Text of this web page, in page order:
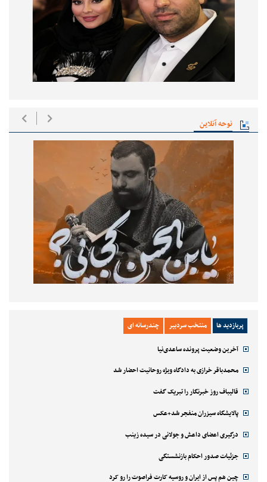
نوحه آنلاین
پربازدید ها منتخب سردبیر چندرسانه ای
آخرین وضعیت پرونده ساعدی‌نیا
محمدباقر خرازی به دادگاه ویژه روحانیت احضار شد
قالیباف روز خبرنگار را تبریک گفت
پالایشگاه سیزران منفجر شد+عکس
درگیری اعضای داعش و جولانی در سیده زینب
جزئیات صدور احکام بازنشستگی
چین هم پس از ایران و روسیه کارت فراصوت را رو کرد